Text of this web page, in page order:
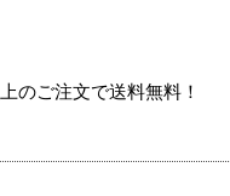
のご注文で送料無料！